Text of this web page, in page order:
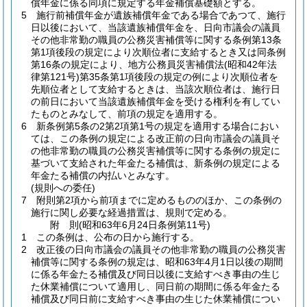
償年金に係る同項に規定する年金補償基礎額とする。
5
施行前補償年金が遺族補償年金である場合であつて、施行
日以後において、当該遺族補償年金を、日向市議会の議員
その他非常勤の職員の公務災害補償等に関する条例第13条
第1項後段の規定により次順位者に支給するとき又は同条例
第16条の規定により、地方公務員災害補償法(昭和42年法
律第121号)第35条第1項後段の規定の例により次順位者を
先順位者として支給するときは、当該次順位者は、施行日
の前日において当該遺族補償年金を受ける権利を有してい
たものとみなして、前項の規定を適用する。
6
新条例第5条の2第2項第1号の規定を適用する場合におい
ては、この条例の規定による改正前の日向市議会の議員そ
の他非常勤の職員の公務災害補償等に関する条例の規定に
基づいて支給された年金たる補償は、新条例の規定による
年金たる補償の内払いとみなす。
(規則への委任)
7
附則第2項から前項までに定めるもののほか、この条例の
施行に関し必要な経過措置は、規則で定める。
附 則(昭和63年6月24日条例第11号)
1
この条例は、公布の日から施行する。
2
改正後の日向市議会の議員その他非常勤の職員の公務災害
補償等に関する条例の規定は、昭和63年4月1日以後の期間
に係る年金たる補償及び同日以後に支給すべき事由の生じ
た休業補償について適用し、同日前の期間に係る年金たる
補償及び同日前に支給すべき事由の生じた休業補償につい